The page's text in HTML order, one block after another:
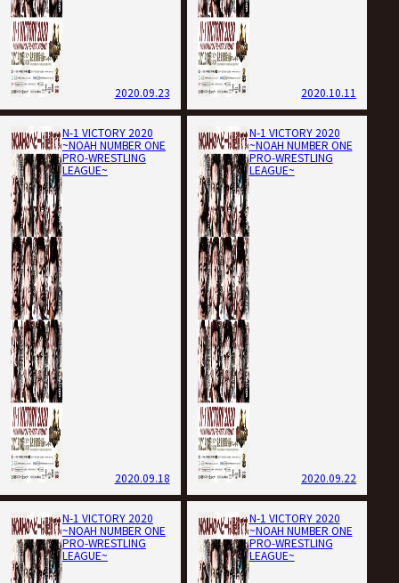
2020.09.23 2020.10.11
N-1 VICTORY 2020
~NOAH NUMBER ONE
PRO-WRESTLING
LEAGUE~
2020.09.18
N-1 VICTORY 2020
~NOAH NUMBER ONE
PRO-WRESTLING
LEAGUE~
2020.09.22
N-1 VICTORY 2020
~NOAH NUMBER ONE
PRO-WRESTLING
LEAGUE~
N-1 VICTORY 2020
~NOAH NUMBER ONE
PRO-WRESTLING
LEAGUE~